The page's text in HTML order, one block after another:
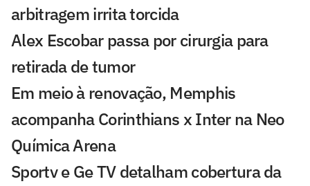
arbitragem irrita torcida
Alex Escobar passa por cirurgia para
retirada de tumor
Em meio à renovação, Memphis
acompanha Corinthians x Inter na Neo
Química Arena
Sportv e Ge TV detalham cobertura da